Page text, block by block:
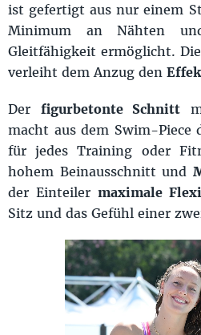
ist gefertigt aus nur einem
Minimum an Nähten
Gleitfähigkeit ermöglicht.
verleiht dem Anzug den
Der figurbetonte Schnitt
macht aus dem Swim-Piece
für jedes Training oder
hohem Beinausschnitt und
der Einteiler maximale
Sitz und das Gefühl einer